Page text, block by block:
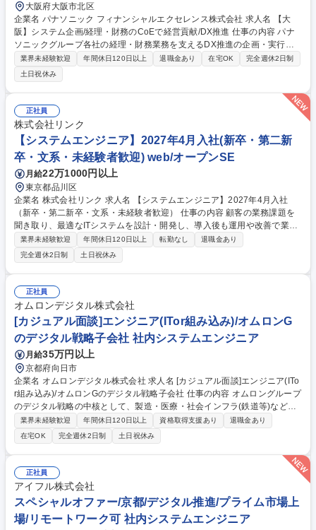
大阪府大阪市北区
企業名 パナソニック フィナンシャルエクセレンス株式会社 求人名 【大
阪】システム企画/経理・財務のCoEで経営貢献/DX推進 仕事の内容 パナ
ソニックグループ各社の経理・財務業務を支えるDX推進の企画・実行を
担います。生成AIやクラウド等の最新技術を活用し、現行業務の分析から
課題抽出、会計業務の標準化・決算早期化をIT施策で実現します。 ・DX
推進・業務改革：生成AI等を活用し、経理・財務業務の高度化・標準化、
シェアード化を含む全体最適化を推進 ・ITソリューション設計：要件定義
から導入・実装、PoCから本格展開まで統括。外部ベンダー連携や自動
化、データ基盤構築 ・ガバナンス強化：セキュリティを組み込んだ運用設
計、IT内部統制の整備 ※専門性を高めながら、将来的にチームを牽引する
リーダーとしての活躍を期待するポジションです。 募集職種 【大阪】シ
ステム企画/経理・財務のCoEで経営貢献/DX推進
業界未経験歓迎 年間休日120日以上 退職金あり 在宅OK
完全週休2日制
土日祝休み
正社員
株式会社リンク
【システムエンジニア】2027年4月入社(新卒・第二新
卒・文系・未経験者歓迎) web/オープンSE
月給22万1000円以上
東京都品川区
企業名 株式会社リンク 求人名 【システムエンジニア】2027年4月入社
（新卒・第二新卒・文系・未経験者歓迎） 仕事の内容 顧客の業務課題を
聞き取り、最適なITシステムを設計・開発し、導入後も運用や改善で業務
効率化を支える仕事です。チームで協力し未経験から成長できる環境が整
っています。 【具体的業務】 ・業務システム・Webシステムの設計・開
発 ・テスト・導入支援 ・システム運用・保守 ・インフラ関連業務（案件
による） 募集職種 【システムエンジニア】2027年4月入社（新卒・第二
新卒・文系・未経験者歓迎）
業界未経験歓迎 年間休日120日以上 転勤なし
退職金あり
完全週休2日制
土日祝休み
正社員
オムロンデジタル株式会社
[カジュアル面談]エンジニア(ITor組み込み)/オムロンG
のデジタル戦略子会社 社内システムエンジニア
月給35万円以上
京都府向日市
企業名 オムロンデジタル株式会社 求人名 [カジュアル面談]エンジニア(ITo
r組み込み)/オムロンGのデジタル戦略子会社 仕事の内容 オムロングループ
のデジタル戦略の中核として、製造・医療・社会インフラ(鉄道等)などの
多様な領域で現場DXを推進。スキルや志向性に合わせ、カジュアル面談
を経て最適なエンジニアポジションを打診します。 【詳細】要件定義か
ら、AI・クラウド等を活用したシステム設計・開発・導入まで一貫して参
画。DXプロジェクトの推進やデータ活用の企画・PoCから本番導入まで
担います。まずはカジュアル面談(書類選考あり)にて人事から組織や技術
の詳細をお伝えします。個別ポジションに閉じず、即戦力リーダー(係長
相当)以上の役割で、あなたの経験を活かせる最適な挑戦の場をご提案し
ます。 募集職種 [カジュアル面談]エンジニア(ITor組み込み)/オムロンGの
デジタル戦略子会社
業界未経験歓迎 年間休日120日以上 資格取得支援あり
退職金あり
在宅OK
完全週休2日制 土日祝休み
正社員
アイフル株式会社
スペシャルオファー/京都/デジタル推進/プライム市場上
場/リモートワーク可 社内システムエンジニア